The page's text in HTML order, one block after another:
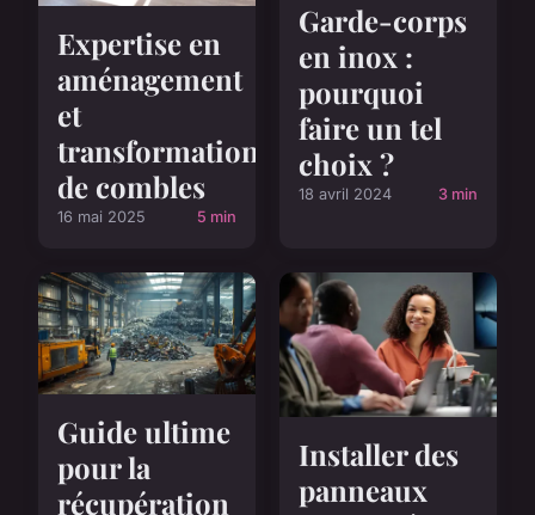
Expertise en
aménagement
et
transformation
de combles
16 mai 2025 5 min
Garde-corps
en inox :
pourquoi
faire un tel
choix ?
18 avril 2024 3 min
Guide ultime
pour la
récupération
Installer des
panneaux